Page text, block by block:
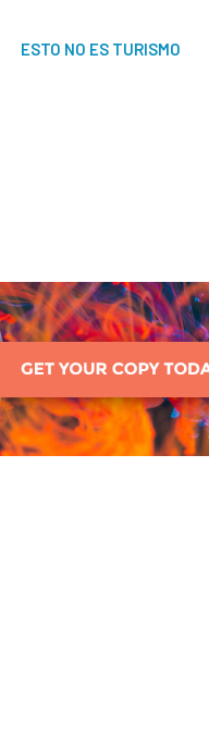
ESTO NO ES TURISMO